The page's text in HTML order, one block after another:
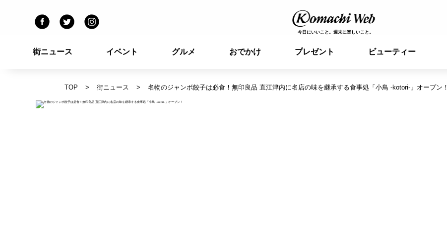
今日にいいこと。週末に楽しいこと。
街ニュース イベント グルメ おでかけ プレゼント ビューティー
TOP 街ニュース 名物のジャンボ餃子は必食！無印良品 直江津内に名店の味を継承する食事処「小鳥 -kotori-」オープン！